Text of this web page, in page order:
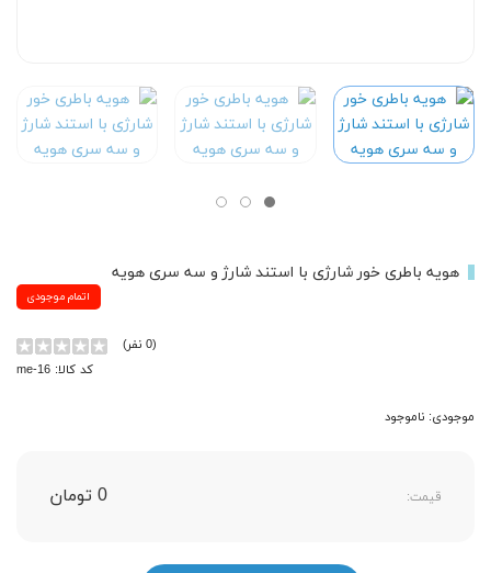
هویه باطری خور شارژی با استند شارژ و سه سری هویه
اتمام موجودی
(0 نفر)
کد کالا: me-16
موجودی: ناموجود
قیمت: 0 تومان